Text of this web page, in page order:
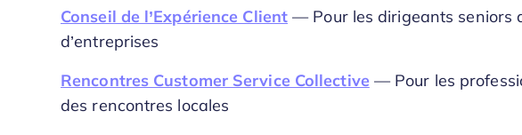
Conseil de l’Expérience Client — Pour les dirigeants seniors
d’entreprises
Rencontres Customer Service Collective — Pour les
des rencontres locales